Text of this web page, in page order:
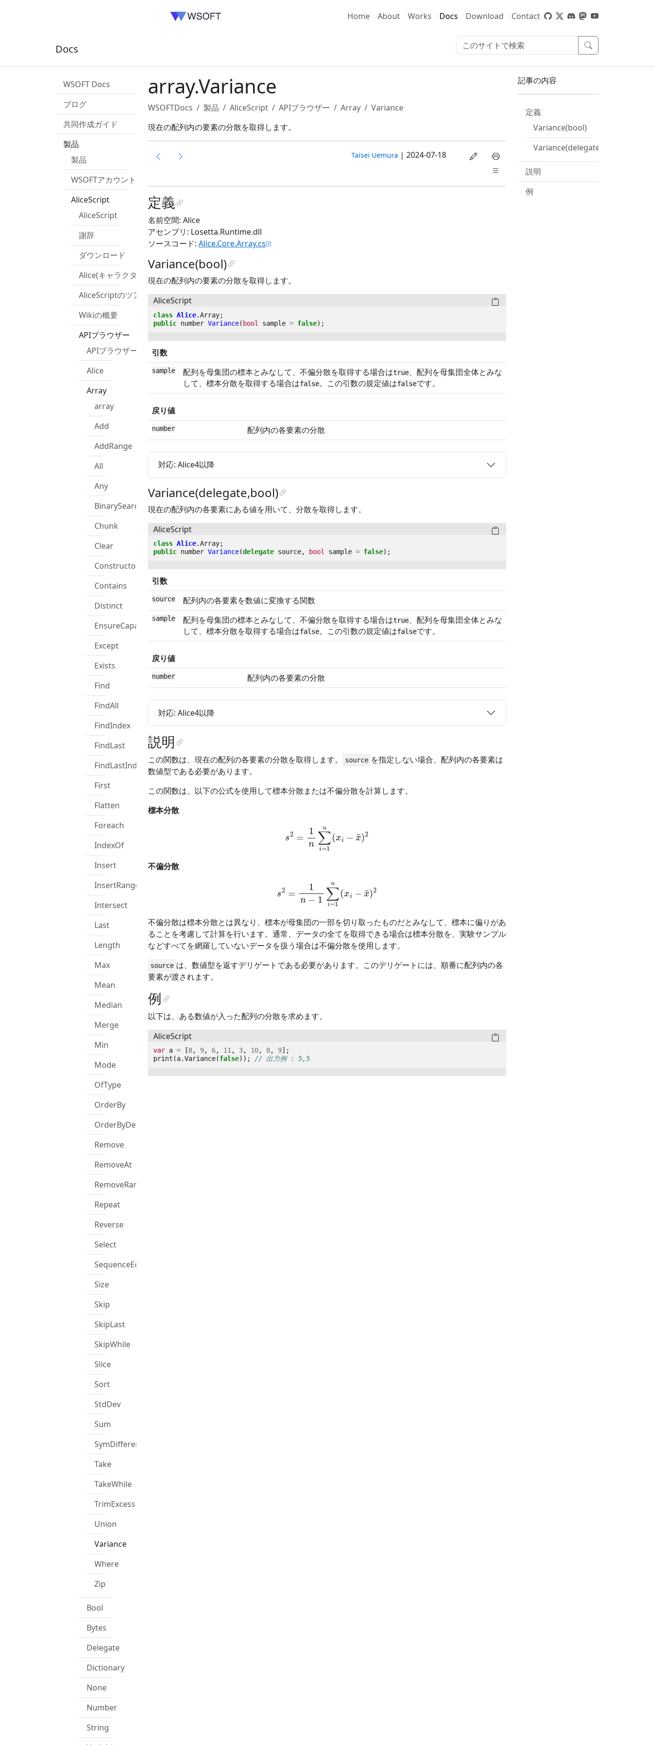
Home About Works Docs Download Contact
Docs
WSOFT Docs
ブログ
共同作成ガイド
製品
製品
WSOFTアカウント
AliceScript
AliceScript
謝辞
ダウンロード
Alice(キャラクター)
AliceScriptのツアー
Wikiの概要
APIブラウザー
APIブラウザー
Alice
Array
array
Add
AddRange
All
Any
BinarySearch
Chunk
Clear
Constructor
Contains
Distinct
EnsureCapacity
Except
Exists
Find
FindAll
FindIndex
FindLast
FindLastIndex
First
Flatten
Foreach
IndexOf
Insert
InsertRange
Intersect
Last
Length
Max
Mean
Median
Merge
Min
Mode
OfType
OrderBy
OrderByDescending
Remove
RemoveAt
RemoveRange
Repeat
Reverse
Select
SequenceEqual
Size
Skip
SkipLast
SkipWhile
Slice
Sort
StdDev
Sum
SymDifference
Take
TakeWhile
TrimExcess
Union
Variance
Where
Zip
Bool
Bytes
Delegate
Dictionary
None
Number
String
記事の内容
定義
Variance(bool)
Variance(delegate,bool)
説明
例
array.Variance
WSOFTDocs 製品 AliceScript APIブラウザー Array
Variance
現在の配列内の要素の分散を取得します。
Taisei Uemura | 2024-07-18
定義
名前空間: Alice
アセンブリ: Losetta.Runtime.dll
ソースコード: Alice.Core.Array.cs
Variance(bool)
現在の配列内の要素の分散を取得します。
AliceScript
class Alice.Array;
public number Variance( bool sample = false);
引数
sample 配列を母集団の標本とみなして、不偏分散を取得する場合はtrue、配列を母集団全体とみな
して、標本分散を取得する場合はfalse。この引数の規定値はfalseです。
戻り値
number 配列内の各要素の分散
対応: Alice4以降
Variance(delegate,bool)
現在の配列内の各要素にある値を用いて、分散を取得します。
AliceScript
class Alice.Array;
public number Variance(delegate source, bool sample = false);
引数
source 配列内の各要素を数値に変換する関数
sample 配列を母集団の標本とみなして、不偏分散を取得する場合はtrue、配列を母集団全体とみな
して、標本分散を取得する場合はfalse。この引数の規定値はfalseです。
戻り値
number 配列内の各要素の分散
対応: Alice4以降
説明
この関数は、現在の配列の各要素の分散を取得します。 source を指定しない場合、配列内の各要素は
数値型である必要があります。
この関数は、以下の公式を使用して標本分散または不偏分散を計算します。
標本分散
n∑ =1
不偏分散
−1 1
不偏分散は標本分散とは異なり、標本が母集団の一部を切り取ったものだとみなして、標本に偏りがあ
ることを考慮して計算を行います。通常、データの全てを取得できる場合は標本分散を、実験サンプル
などすべてを網羅していないデータを扱う場合は不偏分散を使用します。
source は、数値型を返すデリゲートである必要があります。このデリゲートには、順番に配列内の各
要素が渡されます。
例
以下は、ある数値が入った配列の分散を求めます。
AliceScript
var a = [8, 9, 6, 11, 3, 10, 8, 9];
print (a.Variance(false)); // 出力例 : 5,5